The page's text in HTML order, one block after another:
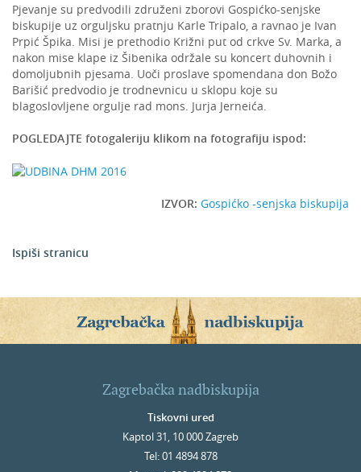
Pjevanje su predvodili združeni zborovi Gospićko-senjske
biskupije uz orguljsku pratnju Karle Tripalo, a ravnao je Ivan
Prpić Špika. Misi je prethodio Križni put od crkve Sv. Marka, a
nakon mise klape iz Šibenika održale su koncert duhovnih i
domoljubnih pjesama. Uoči proslave spomendana don Božo
Barišić predvodio je trodnevnicu u sklopu koje su
blagoslovljene orgulje rad mons. Jurja Jerneića.
POGLEDAJTE fotogaleriju klikom na fotografiju ispod:
IZVOR: Gospićko -senjska biskupija
Ispiši stranicu
Zagrebačka nadbiskupija
Tiskovni ured
Kaptol 31, 10 000 Zagreb
Tel: 01 4894 878